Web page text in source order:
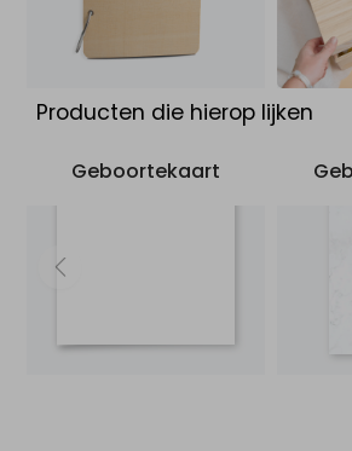
Producten die hierop lijken
Geboortekaart